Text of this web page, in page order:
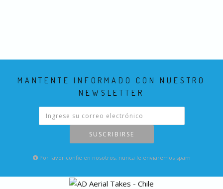
MANTENTE INFORMADO CON NUESTRO
NEWSLETTER
SUSCRIBIRSE
Por favor confie en nosotros, nunca le enviaremos spam